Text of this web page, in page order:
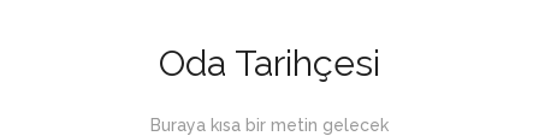
Oda Tarihçesi
Buraya kısa bir metin gelecek